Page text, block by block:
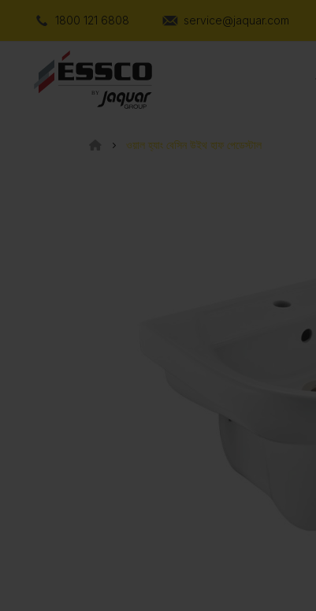
1800 121 6808 service@jaquar.com
ওয়াল হ্যাং বেসিন উইথ হাফ পেডেস্টাল